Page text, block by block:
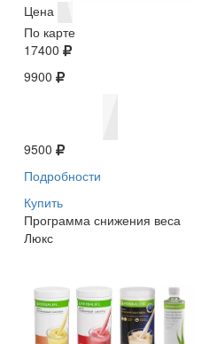
Цена
По карте
17400
9900
9500
Подробности
Купить
Программа снижения веса
Люкс